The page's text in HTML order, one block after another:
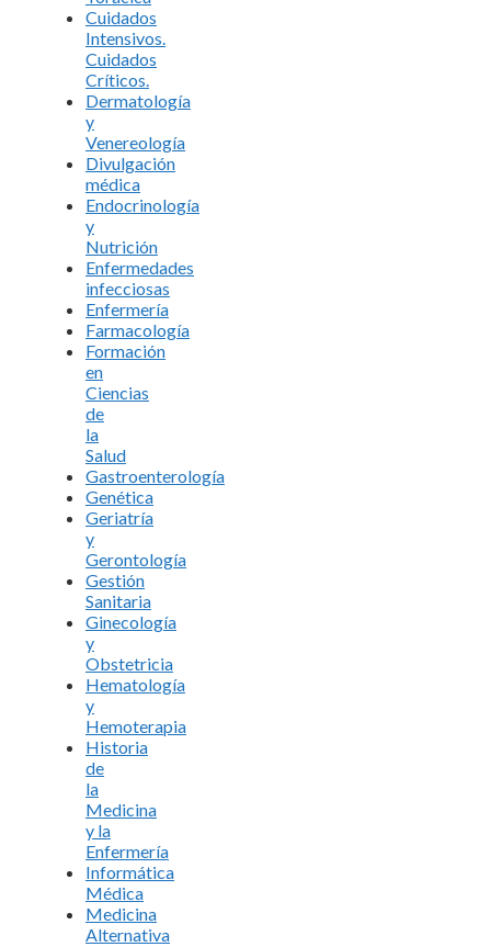
Cuidados
Intensivos.
Cuidados
Críticos.
Dermatología
y
Venereología
Divulgación
médica
Endocrinología
y
Nutrición
Enfermedades
infecciosas
Enfermería
Farmacología
Formación
en
Ciencias
de
la
Salud
Gastroenterología
Genética
Geriatría
y
Gerontología
Gestión
Sanitaria
Ginecología
y
Obstetricia
Hematología
y
Hemoterapia
Historia
de
la
Medicina
y la
Enfermería
Informática
Médica
Medicina
Alternativa